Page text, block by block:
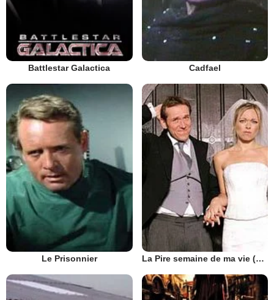
Battlestar Galactica Cadfael
Le Prisonnier La Pire semaine de ma vie (UK)